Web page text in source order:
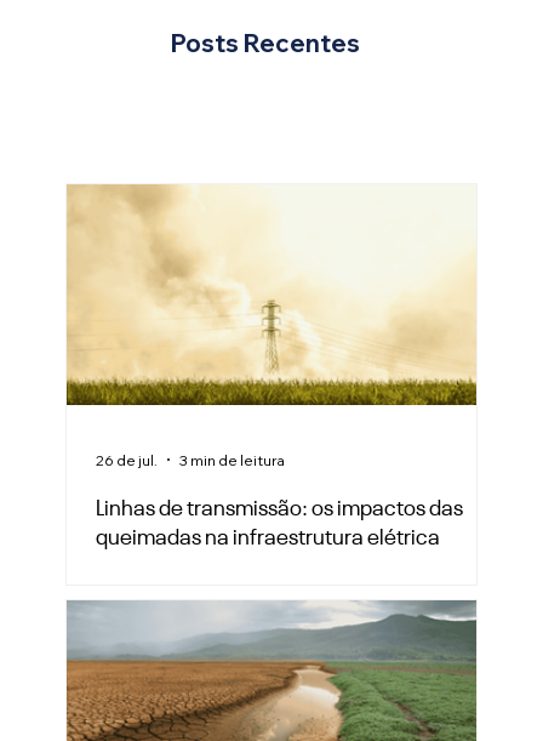
Linhas de transmissão: os impactos das
queimadas na infraestrutura elétrica
26 de jul. 3 min de leitura
Posts Recentes